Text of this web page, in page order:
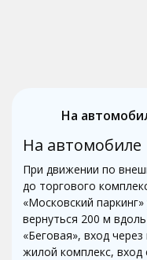
На
На автомобиле
При движении по
до торгового
«Московский
вернуться 200 м
«Беговая», вход
жилой комплекс, вход